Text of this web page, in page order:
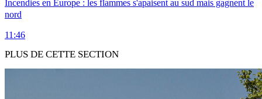
Incendies en Europe : les flammes s'apaisent au sud mais gagnent le
nord
11:46
PLUS DE CETTE SECTION